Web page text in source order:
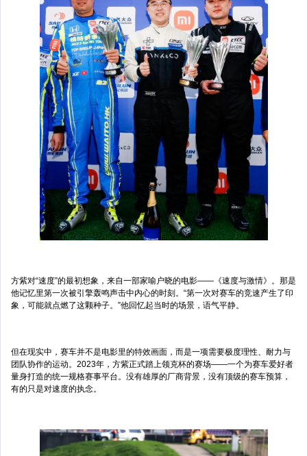
方紫对“速度”的最初想象，来自一部家喻户晓的电影——《速度与激情》。那是
他记忆里第一次被引擎轰鸣声击中内心的时刻。“第一次对赛车的竞速产生了印
象，可能就点燃了这颗种子。”他回忆起当时的场景，语气平静。
但在现实中，赛车并不是电影里的特效画面，而是一项需要极度理性、耐力与
团队协作的运动。2023年，方紫正式踏上领克杯的赛场——一个为赛车爱好者
量身打造的统一规格赛事平台。没有雄厚的厂商背景，没有顶级的赛车预算，
有的只是对速度的执念。